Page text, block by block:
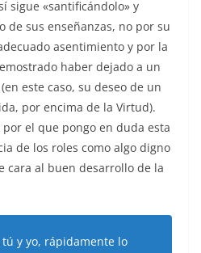
sigue «santificándolo» y
de sus enseñanzas, no por su
asentimiento y por la
haber dejado a un
este caso, su deseo de un
por encima de la Virtud).
el que pongo en duda esta
de los roles como algo digno
cara al buen desarrollo de la
y yo, rápidamente lo